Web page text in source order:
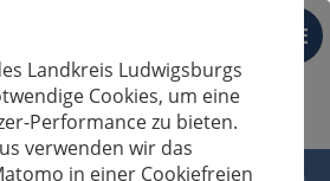
DE
Landkreis Ludwigsburgs
Cookies, um eine
Performance zu bieten.
verwenden wir das
in einer Cookiefreien